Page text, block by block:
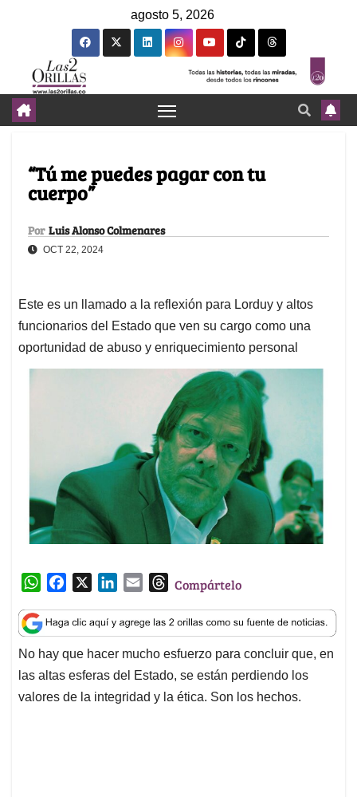
agosto 5, 2026
“Tú me puedes pagar con tu
cuerpo”
Por Luis Alonso Colmenares
OCT 22, 2024
Este es un llamado a la reflexión para Lorduy y altos
funcionarios del Estado que ven su cargo como una
oportunidad de abuso y enriquecimiento personal
W
a
t
s
A
p
c
e
b
o
o
n
k
e
d
I
a
i
l
T
r
e
a
d
s
Compártelo
No hay que hacer mucho esfuerzo para concluir que, en
las altas esferas del Estado, se están perdiendo los
valores de la integridad y la ética. Son los hechos.